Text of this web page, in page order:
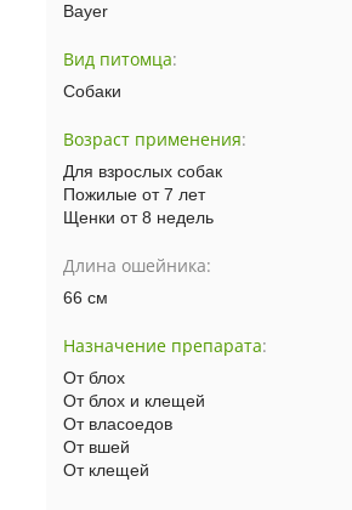
Bayer
Вид питомца:
Собаки
Возраст применения:
Для взрослых собак
Пожилые от 7 лет
Щенки от 8 недель
Длина ошейника:
66 см
Назначение препарата:
От блох
От блох и клещей
От власоедов
От вшей
От клещей